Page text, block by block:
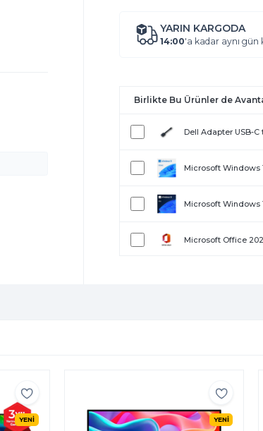
YARIN KARGODA
14:00'a kadar aynı gün
Birlikte Bu Ürünler de
Dell Adapter USB-C
Microsoft Windows
Microsoft Windows
Microsoft Office
YENİ YENİ